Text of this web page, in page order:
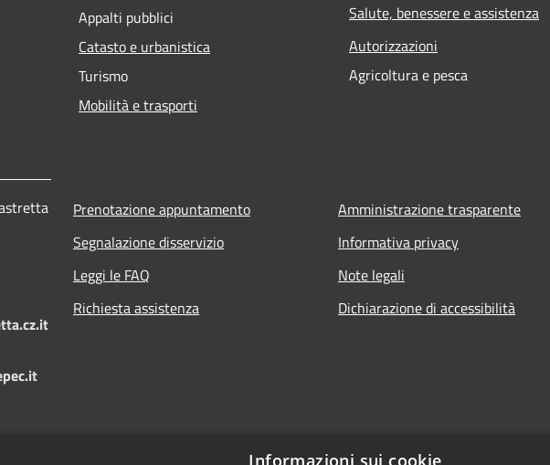
Appalti pubblici
Catasto e urbanistica
Turismo
Mobilità e trasporti
Salute, benessere e assistenza
Autorizzazioni
Agricoltura e pesca
Prenotazione appuntamento
Segnalazione disservizio
Leggi le FAQ
Richiesta assistenza
Amministrazione trasparente
Informativa privacy
Note legali
Dichiarazione di accessibilità
Informazioni sui cookie